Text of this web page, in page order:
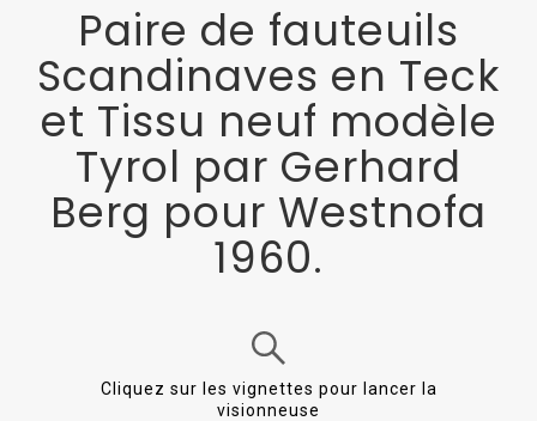
Paire de fauteuils
Scandinaves en Teck
et Tissu neuf modèle
Tyrol par Gerhard
Berg pour Westnofa
1960.
Cliquez sur les vignettes pour lancer la
visionneuse